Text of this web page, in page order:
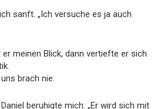
sanft. „Ich versuche es ja auch
meinen Blick, dann vertiefte er sich
brach nie.
beruhigte mich: „Er wird sich mit